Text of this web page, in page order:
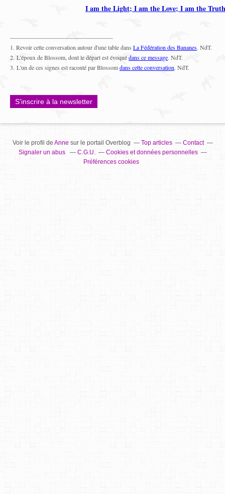
I am the Light; I am the Love; I am the
1. Revoir cette conversation autour d'une table dans La Fédération des Bananes. NdT.
2. L'époux de Blossom, dont le départ est évoquédans ce message. NdT.
3. L'un de ces signes est raconté par Blossomdans cette conversation. NdT.
S'inscrire à la newsletter
Voir le profil de Anne sur le portail Overblog Top articles
Contact
Signaler un abus
C.G.U.
Cookies et données personnelles
Préférences cookies